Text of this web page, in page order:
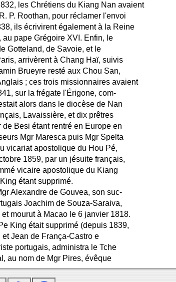
les Chrétiens du Kiang Nan avaient
P. Roothan, pour réclamer l'envoi
ils écrivirent également à la Reine
pape Grégoire XVI. Enfin, le
Gotteland, de Savoie, et le
arrivèrent à Chang Haï, suivis
Brueyre resté aux Chou San,
; ces trois missionnaires avaient
sur la frégate l'Érigone, com-
alors dans le diocèse de Nan
Lavaissière, et dix prêtres
Besi étant rentré en Europe en
Mgr Maresca puis Mgr Spelta
vicariat apostolique du Hou Pé,
1859, par un jésuite français,
vicaire apostolique du Kiang
étant supprimé.
Alexandre de Gouvea, son suc-
Joachim de Souza-Saraiva,
mourut à Macao le 6 janvier 1818.
King était supprimé (depuis 1839,
Jean de França-Castro e
portugais, administra le Tche
au nom de Mgr Pires, évêque